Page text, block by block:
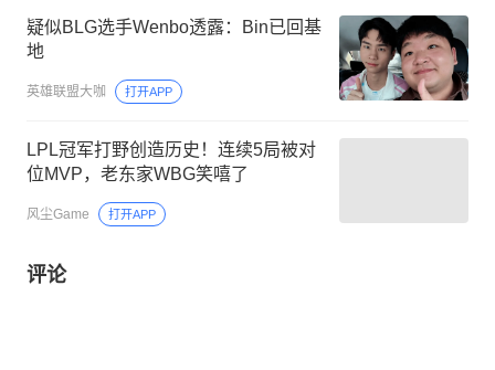
疑似BLG选手Wenbo透露：Bin已回基
地
英雄联盟大咖 打开APP
LPL冠军打野创造历史！连续5局被对
位MVP，老东家WBG笑嘻了
风尘Game 打开APP
评论